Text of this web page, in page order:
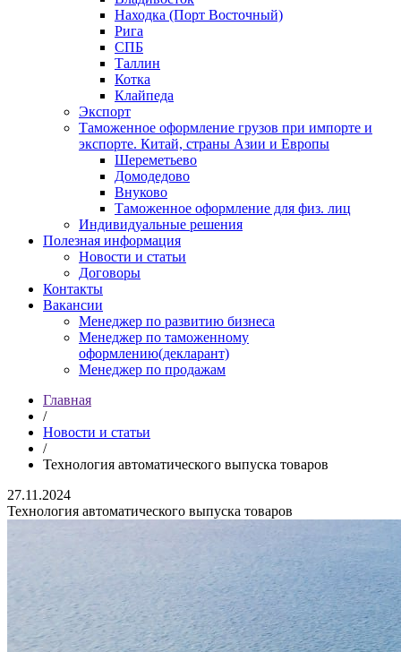
Находка (Порт Восточный)
Рига
СПБ
Таллин
Котка
Клайпеда
Экспорт
Таможенное оформление грузов при импорте и
экспорте. Китай, страны Азии и Европы
Шереметьево
Домодедово
Внуково
Таможенное оформление для физ. лиц
Индивидуальные решения
Полезная информация
Новости и статьи
Договоры
Контакты
Вакансии
Менеджер по развитию бизнеса
Менеджер по таможенному
оформлению(декларант)
Менеджер по продажам
Главная
/
Новости и статьи
/
Технология автоматического выпуска товаров
27.11.2024
Технология автоматического выпуска товаров